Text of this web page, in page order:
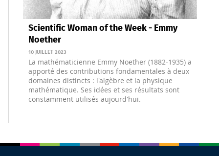
Scientific Woman of the Week - Emmy
Noether
10 JUILLET 2023
La mathématicienne Emmy Noether (1882-1935) a
apporté des contributions fondamentales à deux
domaines distincts : l'algèbre et la physique
mathématique. Ses idées et ses résultats sont
constamment utilisés aujourd'hui.